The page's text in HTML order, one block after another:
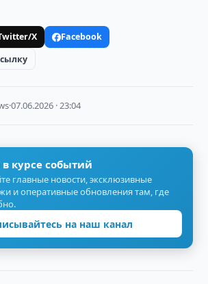
X
Facebook
·07.06.2026 · 23:04
в курсе событий
главные новости, эксклюзивные
и оперативные обновления там, где
на наш канал